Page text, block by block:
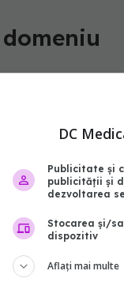
doar
de
în centrele
DC
Publicitate și
publicității și
dezvoltarea
Stocarea și/
dispozitiv
Aflați mai multe